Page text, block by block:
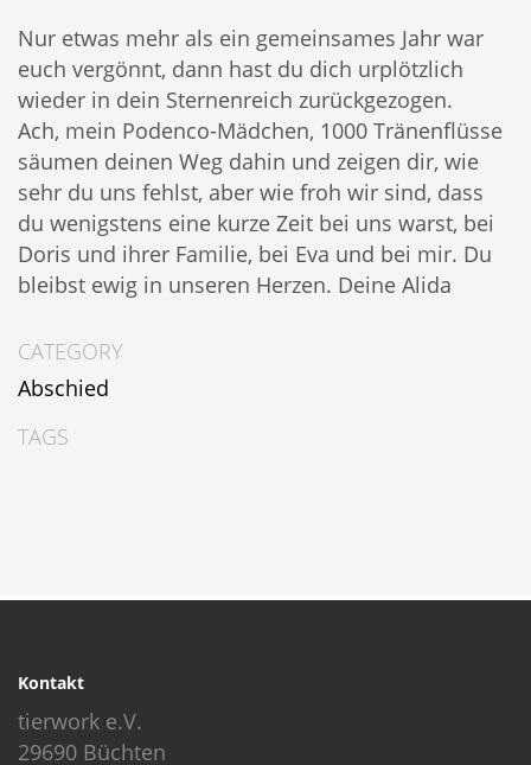
Nur etwas mehr als ein gemeinsames Jahr war
euch vergönnt, dann hast du dich urplötzlich
wieder in dein Sternenreich zurückgezogen.
Ach, mein Podenco-Mädchen, 1000 Tränenflüsse
säumen deinen Weg dahin und zeigen dir, wie
sehr du uns fehlst, aber wie froh wir sind, dass
du wenigstens eine kurze Zeit bei uns warst, bei
Doris und ihrer Familie, bei Eva und bei mir. Du
bleibst ewig in unseren Herzen. Deine Alida
CATEGORY
Abschied
TAGS
Kontakt
tierwork e.V.
29690 Büchten